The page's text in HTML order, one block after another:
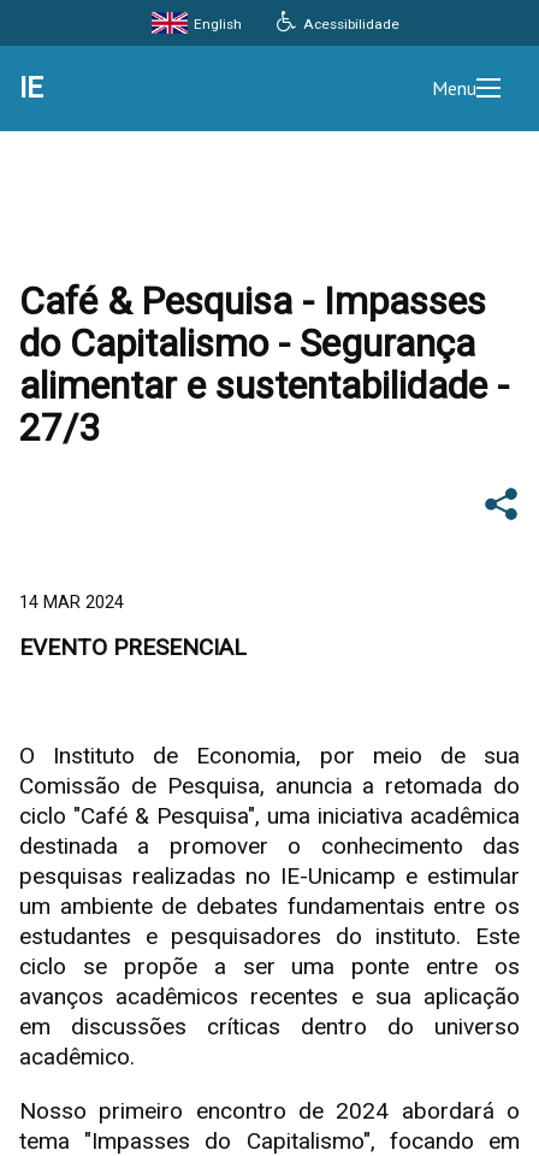
Acessibilidade
English
IE Menu
Café & Pesquisa - Impasses
do Capitalismo - Segurança
alimentar e sustentabilidade -
27/3
14 MAR 2024
EVENTO PRESENCIAL
O Instituto de Economia, por meio de sua
Comissão de Pesquisa, anuncia a retomada do
ciclo "Café & Pesquisa", uma iniciativa acadêmica
destinada a promover o conhecimento das
pesquisas realizadas no IE-Unicamp e estimular
um ambiente de debates fundamentais entre os
estudantes e pesquisadores do instituto. Este
ciclo se propõe a ser uma ponte entre os
avanços acadêmicos recentes e sua aplicação
em discussões críticas dentro do universo
acadêmico.
Nosso primeiro encontro de 2024 abordará o
tema "Impasses do Capitalismo", focando em